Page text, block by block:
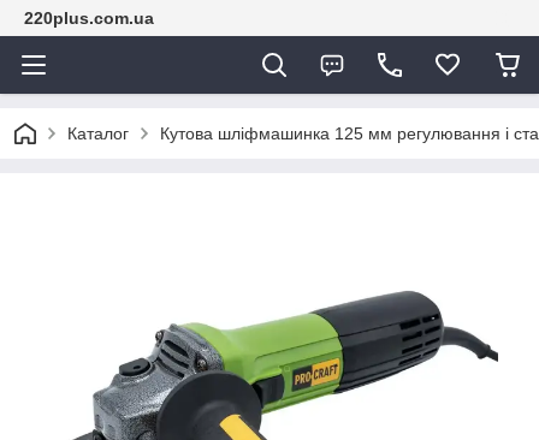
220plus.com.ua
Каталог Кутова шліфмашинка 125 мм регулювання і